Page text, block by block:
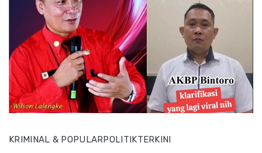
KRIMINAL & POPULARPOLITIKTERKINI